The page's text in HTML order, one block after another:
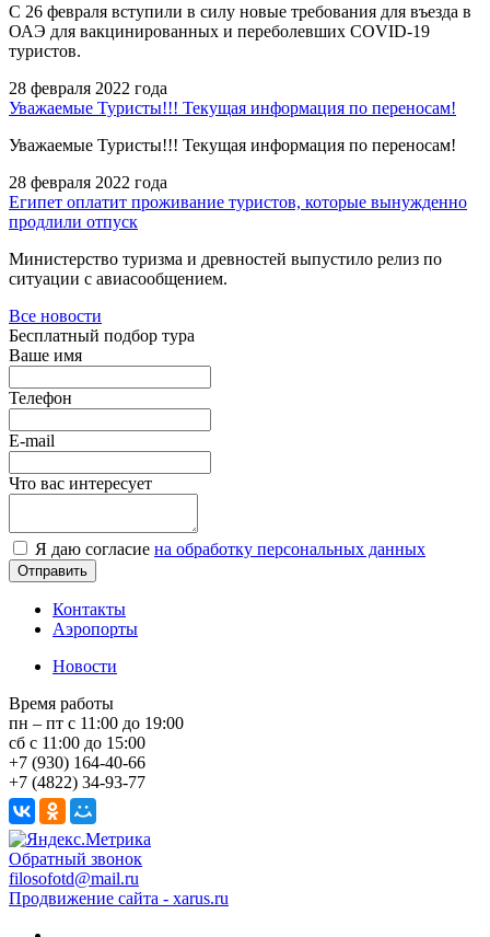
С 26 февраля вступили в силу новые требования для въезда в
ОАЭ для вакцинированных и переболевших COVID-19
туристов.
28 февраля 2022 года
Уважаемые Туристы!!! Текущая информация по переносам!
Уважаемые Туристы!!! Текущая информация по переносам!
28 февраля 2022 года
Египет оплатит проживание туристов, которые вынужденно
продлили отпуск
Министерство туризма и древностей выпустило релиз по
ситуации с авиасообщением.
Все новости
Бесплатный подбор тура
Ваше имя
Телефон
E-mail
Что вас интересует
Я даю согласие на обработку персональных данных
Контакты
Аэропорты
Новости
Время работы
пн – пт с 11:00 до 19:00
сб с 11:00 до 15:00
+7 (930) 164-40-66
+7 (4822) 34-93-77
Обратный звонок
filosofotd@mail.ru
Продвижение сайта - xarus.ru